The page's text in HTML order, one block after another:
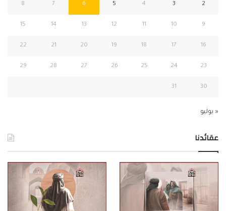
2
3
4
5
6
7
8
9
10
11
12
13
14
15
16
17
18
19
20
21
22
23
24
25
26
27
28
29
30
31
« يوليو
عقائدنا